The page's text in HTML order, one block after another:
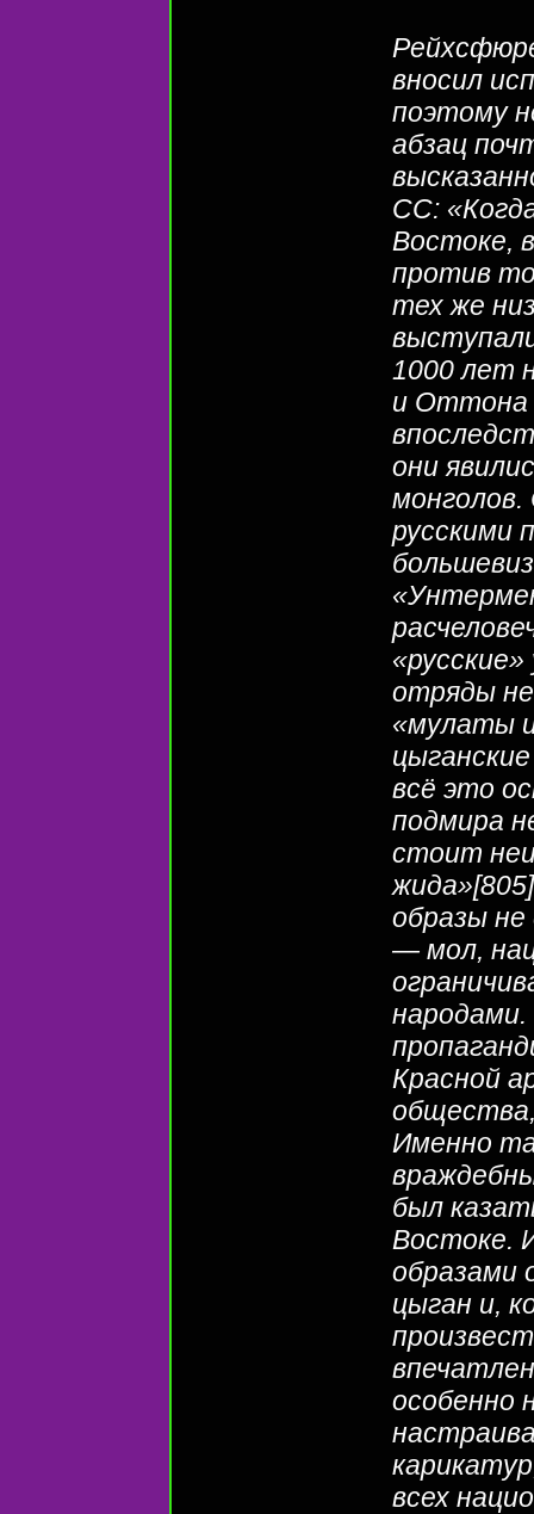
вносил
поэтому
абзац
СС:
Востоке,
против
тех же
1000 лет
и Оттона
они
русскими
отряды
«мулаты
всё это
подмира
стоит
образы
— мол,
Красной
общества,
Именно
был
Востоке.
образами
цыган и,
особенно
всех